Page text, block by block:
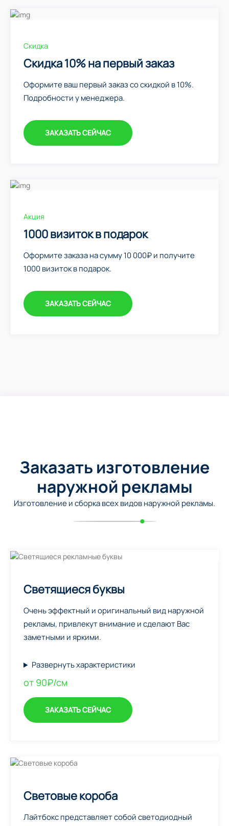
Скидка
Скидка 10% на первый заказ
Оформите ваш первый заказ со скидкой в 10%.
Подробности у менеджера.
ЗАКАЗАТЬ СЕЙЧАС
Акция
1000 визиток в подарок
Оформите заказа на сумму 10 000₽ и получите
1000 визиток в подарок.
ЗАКАЗАТЬ СЕЙЧАС
Заказать изготовление
наружной рекламы
Изготовление и сборка всех видов наружной рекламы.
Светящиеся буквы
Очень эффектный и оригинальный вид наружной
рекламы, привлекут внимание и сделают Вас
заметными и яркими.
Развернуть характеристики
от 90₽/см
ЗАКАЗАТЬ СЕЙЧАС
Световые короба
Лайтбокс представляет собой светодиодный